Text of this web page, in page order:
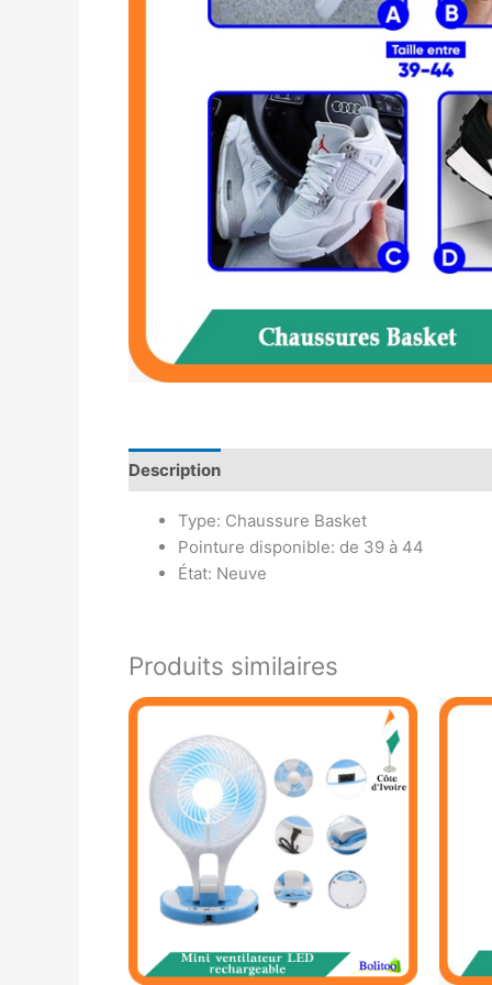
Description
Type: Chaussure Basket
Pointure disponible: de 39 à 44
État: Neuve
Produits similaires